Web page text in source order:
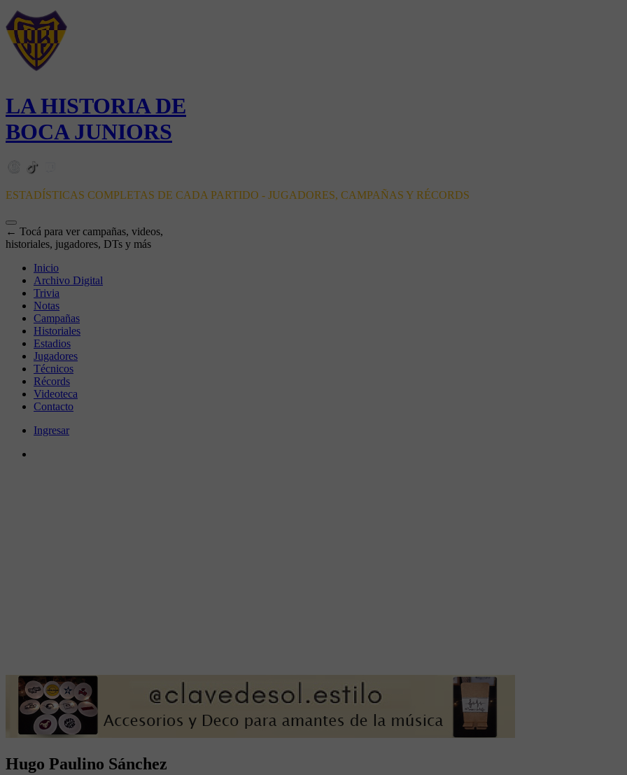
LA HISTORIA DE
BOCA JUNIORS
ESTADÍSTICAS COMPLETAS DE CADA PARTIDO - JUGADORES, CAMPAÑAS Y RÉCORDS
← Tocá para ver campañas, videos,
historiales, jugadores, DTs y más
Inicio
Archivo Digital
Trivia
Notas
Campañas
Historiales
Estadios
Jugadores
Técnicos
Récords
Videoteca
Contacto
Ingresar
Hugo Paulino Sánchez